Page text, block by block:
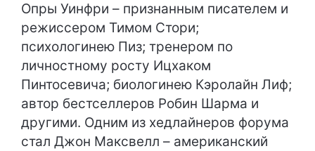
Опры Уинфри – признанным писателем и
режиссером Тимом Стори;
психологинею Пиз; тренером по
личностному росту Ицхаком
Пинтосевича; биологинею Кэролайн Лиф;
автор бестселлеров Робин Шарма и
другими. Одним из хедлайнеров форума
стал Джон Максвелл – американский